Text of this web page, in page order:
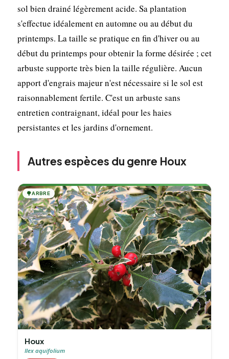
sol bien drainé légèrement acide. Sa plantation
s'effectue idéalement en automne ou au début du
printemps. La taille se pratique en fin d'hiver ou au
début du printemps pour obtenir la forme désirée ; cet
arbuste supporte très bien la taille régulière. Aucun
apport d'engrais majeur n'est nécessaire si le sol est
raisonnablement fertile. C'est un arbuste sans
entretien contraignant, idéal pour les haies
persistantes et les jardins d'ornement.
Autres espèces du genre Houx
🌳ARBRE
Houx
Ilex aquifolium